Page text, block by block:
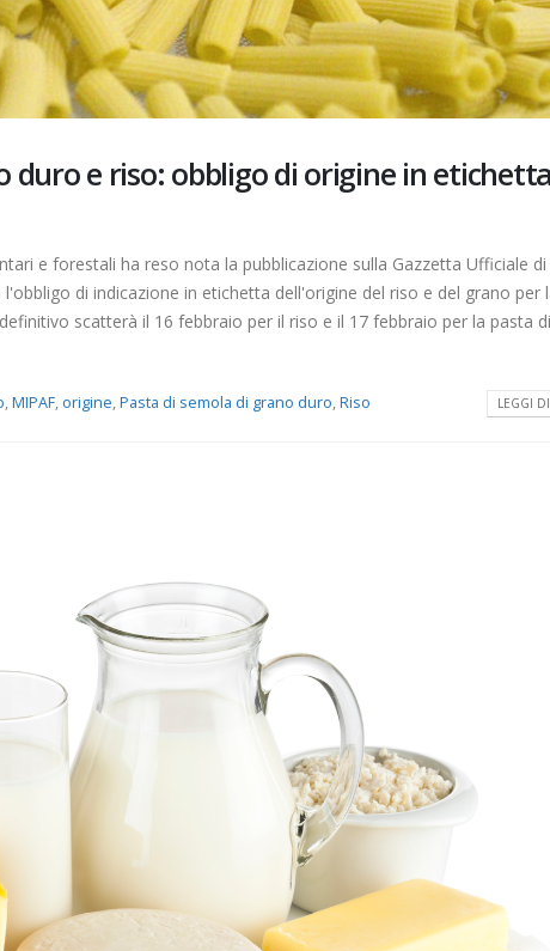
duro e riso: obbligo di origine in
e forestali ha reso nota la pubblicazione sulla Gazzetta Ufficiale
di indicazione in etichetta dell'origine del riso e del grano per
scatterà il 16 febbraio per il riso e il 17 febbraio per la pasta di
,MIPAF, origine,Pasta di semola di grano duro,Riso LEGGI
riduce i limiti
2023
regolamento europeo che
comunicazione
26 Aprile 2023
(DEC) nella Refezione